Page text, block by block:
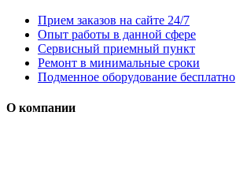
Прием заказов на сайте 24/7
Опыт работы в данной сфере
Сервисный приемный пункт
Ремонт в минимальные сроки
Подменное оборудование бесплатно
О компании